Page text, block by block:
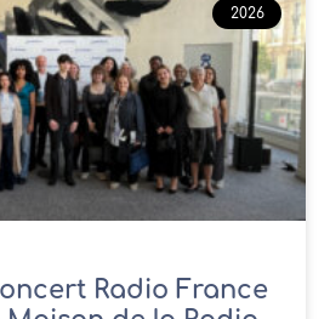
2026
Radio France